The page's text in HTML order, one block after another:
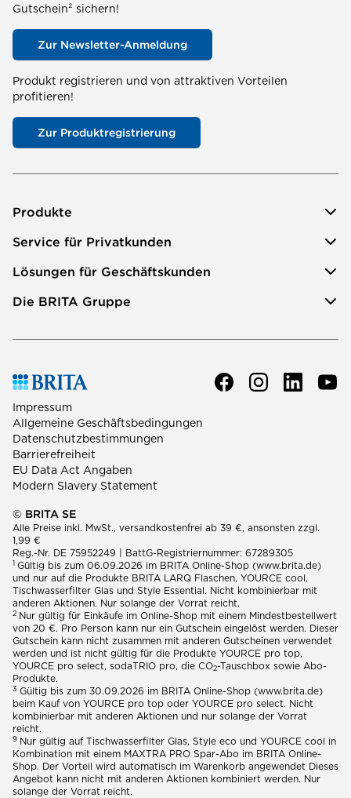
Gutschein² sichern!
Zur Newsletter-Anmeldung
Produkt registrieren und von attraktiven Vorteilen
profitieren!
Zur Produktregistrierung
Produkte
Service für Privatkunden
Lösungen für Geschäftskunden
Die BRITA Gruppe
Impressum
Allgemeine Geschäftsbedingungen
Datenschutzbestimmungen
Barrierefreiheit
EU Data Act Angaben
Modern Slavery Statement
© BRITA SE
Alle Preise inkl. MwSt., versandkostenfrei ab 39 €, ansonsten zzgl.
1,99 €
Reg.-Nr. DE 75952249 | BattG-Registriernummer: 67289305
1 Gültig bis zum 06.09.2026 im BRITA Online-Shop (www.brita.de)
und nur auf die Produkte BRITA LARQ Flaschen, YOURCE cool,
Tischwasserfilter Glas und Style Essential. Nicht kombinierbar mit
anderen Aktionen. Nur solange der Vorrat reicht.
2 Nur gültig für Einkäufe im Online-Shop mit einem Mindestbestellwert
von 20 €. Pro Person kann nur ein Gutschein eingelöst werden. Dieser
Gutschein kann nicht zusammen mit anderen Gutscheinen verwendet
werden und ist nicht gültig für die Produkte YOURCE pro top,
YOURCE pro select, sodaTRIO pro, die CO2-Tauschbox sowie Abo-
Produkte.
3 Gültig bis zum 30.09.2026 im BRITA Online-Shop (www.brita.de)
beim Kauf von YOURCE pro top oder YOURCE pro select. Nicht
kombinierbar mit anderen Aktionen und nur solange der Vorrat
reicht.
9 Nur gültig auf Tischwasserfilter Glas, Style eco und YOURCE cool in
Kombination mit einem MAXTRA PRO Spar-Abo im BRITA Online-
Shop. Der Vorteil wird automatisch im Warenkorb angewendet Dieses
Angebot kann nicht mit anderen Aktionen kombiniert werden. Nur
solange der Vorrat reicht.